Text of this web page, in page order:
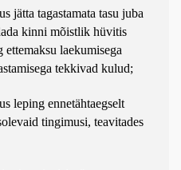
jätta tagastamata tasu juba
kinni mõistlik hüvitis
ettemaksu laekumisega
tekkivad kulud;
leping ennetähtaegselt
tingimusi, teavitades